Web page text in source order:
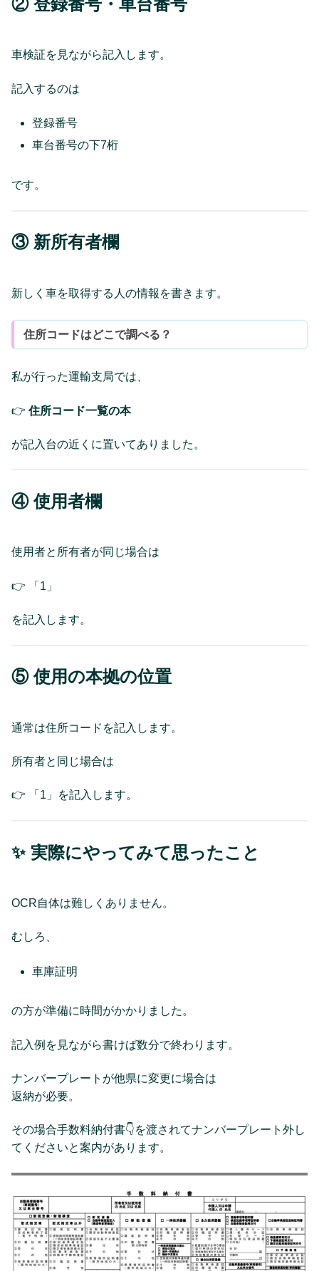
② 登録番号・車台番号
車検証を見ながら記入します。
記入するのは
登録番号
車台番号の下7桁
です。
③ 新所有者欄
新しく車を取得する人の情報を書きます。
住所コードはどこで調べる？
私が行った運輸支局では、
👉 住所コード一覧の本
が記入台の近くに置いてありました。
④ 使用者欄
使用者と所有者が同じ場合は
👉 「1」
を記入します。
⑤ 使用の本拠の位置
通常は住所コードを記入します。
所有者と同じ場合は
👉 「1」を記入します。
✨ 実際にやってみて思ったこと
OCR自体は難しくありません。
むしろ、
車庫証明
の方が準備に時間がかかりました。
記入例を見ながら書けば数分で終わります。
ナンバープレートが他県に変更に場合は
返納が必要。
その場合手数料納付書👇を渡されてナンバープレート外し
てくださいと案内があります。